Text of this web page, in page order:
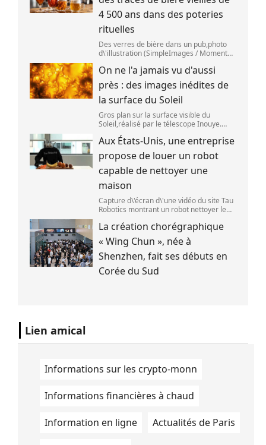
4 500 ans dans des poteries
rituelles
Des verres de bière dans un pub,photo
d\'illustration (SimpleImages / Moment
alcoolisée du monde. Les premières
traces de bière ont été retrouvées ch
On ne l'a jamais vu d'aussi
près : des images inédites de
la surface du Soleil
Gros plan sur la surface visible du
Soleil,réalisé par le télescope Inouye.
(NSF/NSO/AURA/MPS) Certains se
préparent peut-être à photographier le
mieux possible l\'éclipse solaire,prévue le
1
Aux États-Unis, une entreprise
propose de louer un robot
capable de nettoyer une
maison
Capture d\'écran d\'une vidéo du site Tau
Robotics montrant un robot nettoyer le
Robotics)
La création chorégraphique
« Wing Chun », née à
Shenzhen, fait ses débuts en
Corée du Sud
Lien amical
Informations sur les crypto-monn
Informations financières à chaud
Information en ligne Actualités de Paris